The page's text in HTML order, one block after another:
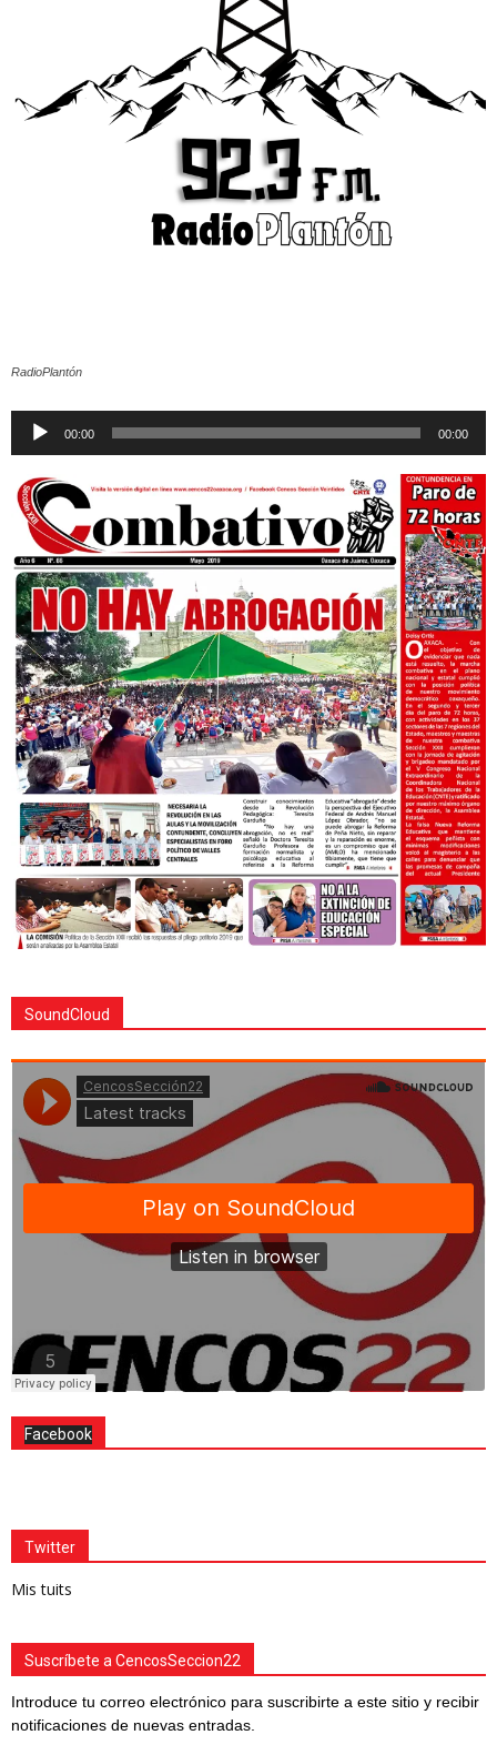
RadioPlantón
Reproductor
00:00 00:00
SoundCloud
Facebook
Twitter
Mis tuits
Suscríbete a CencosSeccion22
Introduce tu correo electrónico para suscribirte a este sitio y recibir
notificaciones de nuevas entradas.